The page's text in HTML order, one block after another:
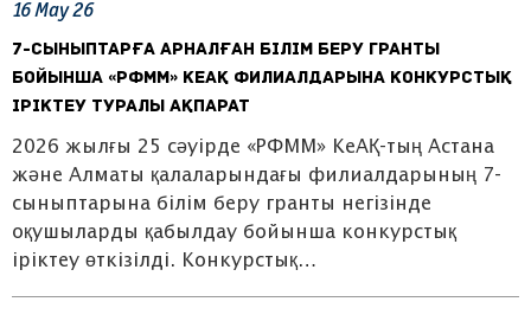
16May26
7-сыныптарға арналған білім беру гранты
бойынша «РФММ» КеАҚ филиалдарына конкурстық
іріктеу туралы ақпарат
2026 жылғы 25 сәуірде «РФММ» КеАҚ-тың Астана
және Алматы қалаларындағы филиалдарының 7-
сыныптарына білім беру гранты негізінде
оқушыларды қабылдау бойынша конкурстық
іріктеу өткізілді. Конкурстық…